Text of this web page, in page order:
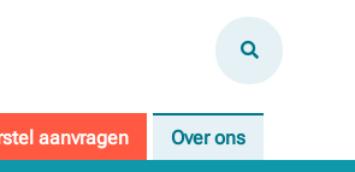
aanvragen Over ons